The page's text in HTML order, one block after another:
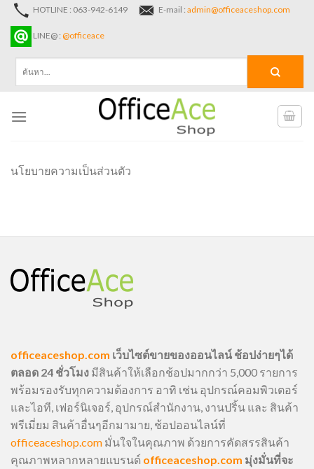
Skip
content
HOTLINE : 063-942-6149 E-mail : admin@officeaceshop.com
LINE@ : @officeace
นโยบายความเป็นส่วนตัว
officeaceshop.com เว็บไซต์ขายของออนไลน์ ช้อปง่ายๆได้
ตลอด 24 ชั่วโมง มีสินค้าให้เลือกช้อปมากกว่า 5,000 รายการ
พร้อมรองรับทุกความต้องการ อาทิ เช่น อุปกรณ์คอมพิวเตอร์
และไอที, เฟอร์นิเจอร์, อุปกรณ์สำนักงาน, งานปริ้น และ สินค้า
พรีเมี่ยม สินค้าอื่นๆอีกมามาย, ช้อปออนไลน์ที่
officeaceshop.com มั่นใจในคุณภาพ ด้วยการคัดสรรสินค้า
คุณภาพหลากหลายแบรนด์ officeaceshop.com มุ่งมั่นที่จะ